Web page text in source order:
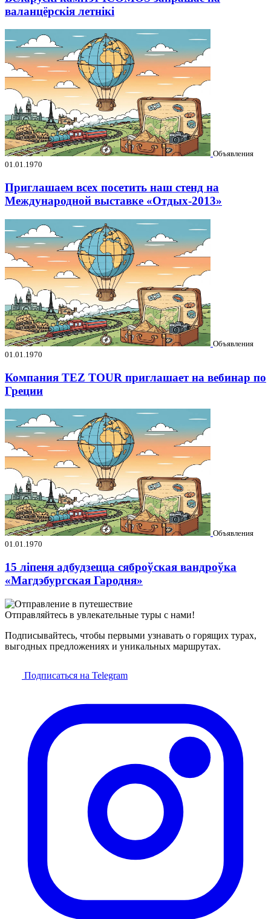
валанцёрскія летнікі
Объявления
01.01.1970
Приглашаем всех посетить наш стенд на
Международной выставке «Отдых-2013»
Объявления
01.01.1970
Компания TEZ TOUR приглашает на вебинар по
Греции
Объявления
01.01.1970
15 ліпеня адбудзецца сяброўская вандроўка
«Магдэбургская Гародня»
Отправляйтесь в увлекательные туры с нами!
Подписывайтесь, чтобы первыми узнавать о горящих турах,
выгодных предложениях и уникальных маршрутах.
Подписаться на Telegram